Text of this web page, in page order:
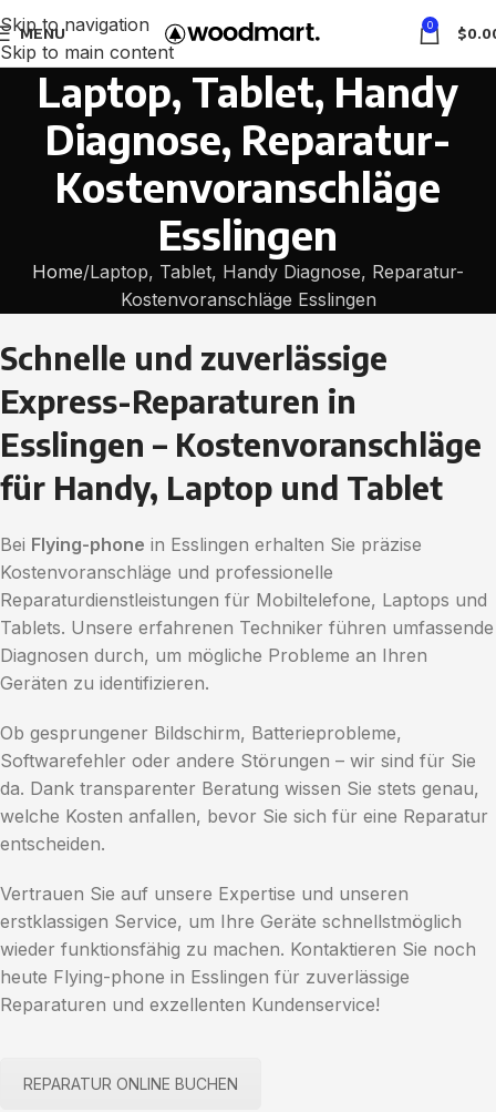
Skip to navigation
Skip to main content
MENU 0 $
Laptop, Tablet, Handy
Diagnose, Reparatur-
Kostenvoranschläge
Esslingen
Home Laptop, Tablet, Handy Diagnose, Reparatur-
Kostenvoranschläge Esslingen
Schnelle und zuverlässige
Express-Reparaturen in
Esslingen – Kostenvoranschläge
für Handy, Laptop und Tablet
Bei Flying-phone in Esslingen erhalten Sie präzise
Kostenvoranschläge und professionelle
Reparaturdienstleistungen für Mobiltelefone, Laptops und
Tablets. Unsere erfahrenen Techniker führen umfassende
Diagnosen durch, um mögliche Probleme an Ihren
Geräten zu identifizieren.
Ob gesprungener Bildschirm, Batterieprobleme,
Softwarefehler oder andere Störungen – wir sind für Sie
da. Dank transparenter Beratung wissen Sie stets genau,
welche Kosten anfallen, bevor Sie sich für eine Reparatur
entscheiden.
Vertrauen Sie auf unsere Expertise und unseren
erstklassigen Service, um Ihre Geräte schnellstmöglich
wieder funktionsfähig zu machen. Kontaktieren Sie noch
heute Flying-phone in Esslingen für zuverlässige
Reparaturen und exzellenten Kundenservice!
REPARATUR ONLINE BUCHEN